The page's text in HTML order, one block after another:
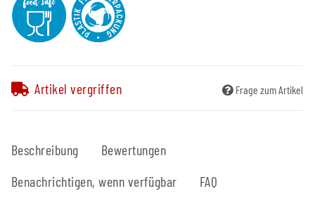
Artikel vergriffen Frage zum Artikel
Beschreibung
Bewertungen
Benachrichtigen, wenn verfügbar
FAQ